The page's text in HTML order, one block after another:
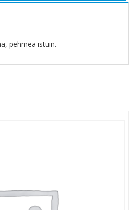
pehmeä istuin.